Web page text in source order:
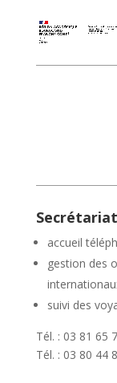
Secrétariat
accueil
gestion des
suivi des
Tél. : 03 81 65
Tél. : 03 80 44